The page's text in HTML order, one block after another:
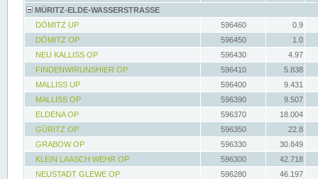
MÜRITZ-ELDE-WASSERSTRASSE
DÖMITZ UP
596460
0.9
DÖMITZ OP
596450
1.0
NEU KALLISS OP
596430
4.97
FINDENWIRUNSHIER OP
596410
5.838
MALLISS UP
596400
9.431
MALLISS OP
596390
9.507
ELDENA OP
596370
18.004
GÜRITZ OP
596350
22.8
GRABOW OP
596330
30.849
KLEIN LAASCH WEHR OP
596300
42.718
NEUSTADT GLEWE OP
596280
46.197